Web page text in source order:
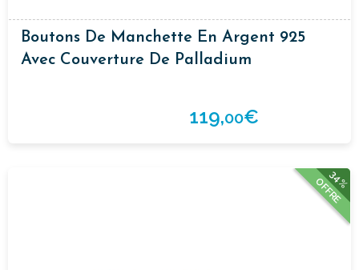
Boutons De Manchette En Argent 925
Avec Couverture De Palladium
119,00€
34%
OFFRE